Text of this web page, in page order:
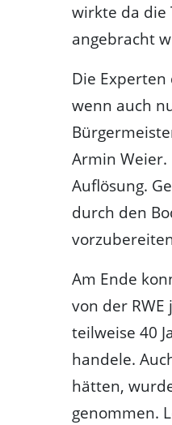
wirkte da die
angebracht
Die
wenn auch
Armin Weier.
Auflösung.
durch den
Am Ende
von der
teilweise 40
handele.
hätten,
genommen.